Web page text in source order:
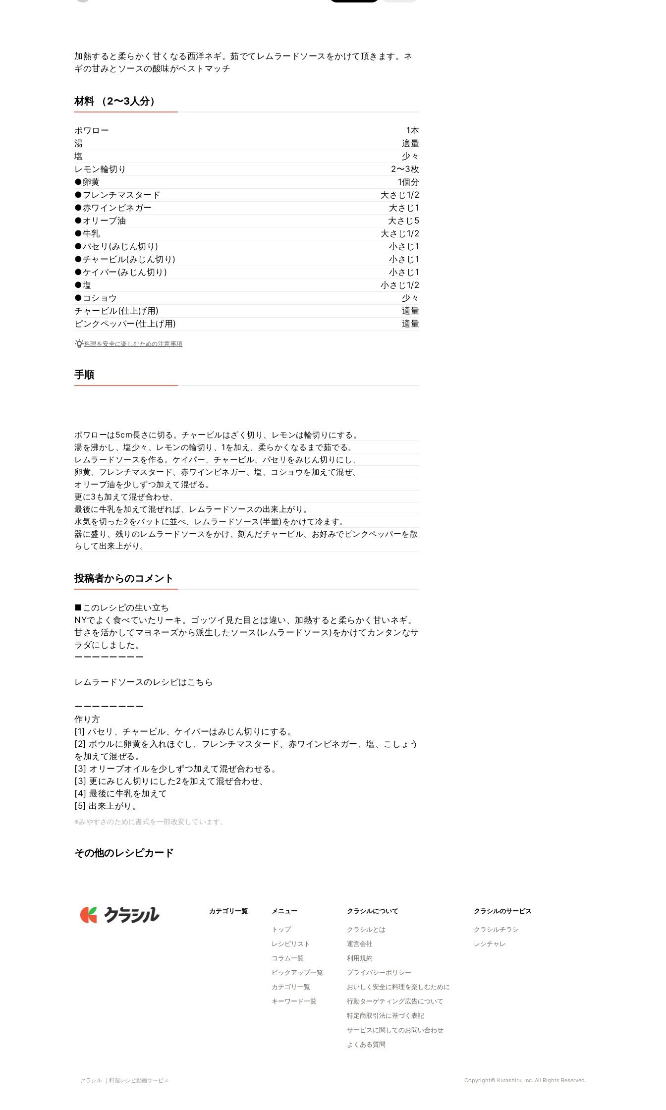
加熱すると柔らかく甘くなる西洋ネギ。茹でてレムラードソースをかけて頂きます。ネ
ギの甘みとソースの酸味がベストマッチ
材料 （2〜3人分）
ポワロー
1本
湯
適量
塩
少々
レモン輪切り
2〜3枚
●卵黄
1個分
●フレンチマスタード
大さじ1/2
●赤ワインビネガー
大さじ1
●オリーブ油
大さじ5
●牛乳
大さじ1/2
●パセリ(みじん切り)
小さじ1
●チャービル(みじん切り)
小さじ1
●ケイパー(みじん切り)
小さじ1
●塩
小さじ1/2
●コショウ
少々
チャービル(仕上げ用)
適量
ピンクペッパー(仕上げ用)
適量
料理を安全に楽しむための注意事項
手順
ポワローは5cm長さに切る。チャービルはざく切り、レモンは輪切りにする。
湯を沸かし、塩少々、レモンの輪切り、1を加え、柔らかくなるまで茹でる。
レムラードソースを作る。ケイパー、チャービル、パセリをみじん切りにし、
卵黄、フレンチマスタード、赤ワインビネガー、塩、コショウを加えて混ぜ、
オリーブ油を少しずつ加えて混ぜる。
更に3も加えて混ぜ合わせ、
最後に牛乳を加えて混ぜれば、レムラードソースの出来上がり。
水気を切った2をバットに並べ、レムラードソース(半量)をかけて冷ます。
器に盛り、残りのレムラードソースをかけ、刻んだチャービル、お好みでピンクペッパーを散
らして出来上がり。
投稿者からのコメント
■このレシピの生い立ち
NYでよく食べていたリーキ。ゴッツイ見た目とは違い、加熱すると柔らかく甘いネギ。
甘さを活かしてマヨネーズから派生したソース(レムラードソース)をかけてカンタンなサ
ラダにしました。
ーーーーーーーー
レムラードソースのレシピはこちら
ーーーーーーーー
作り方
[1] パセリ、チャービル、ケイパーはみじん切りにする。
[2] ボウルに卵黄を入れほぐし、フレンチマスタード、赤ワインビネガー、塩、こしょう
を加えて混ぜる。
[3] オリーブオイルを少しずつ加えて混ぜ合わせる。
[3] 更にみじん切りにした2を加えて混ぜ合わせ、
[4] 最後に牛乳を加えて
[5] 出来上がり。
※みやすさのために書式を一部改変しています。
その他のレシピカード
カテゴリ一覧 メニュー
トップ
レシピリスト
コラム一覧
ピックアップ一覧
カテゴリ一覧
キーワード一覧
クラシルについて
クラシルとは
運営会社
利用規約
プライバシーポリシー
おいしく安全に料理を楽しむために
行動ターゲティング広告について
特定商取引法に基づく表記
サービスに関してのお問い合わせ
よくある質問
クラシルのサービス
クラシルチラシ
レシチャレ
クラシル ｜料理レシピ動画サービス Copyright© Kurashiru, Inc. All Rights Reserved.